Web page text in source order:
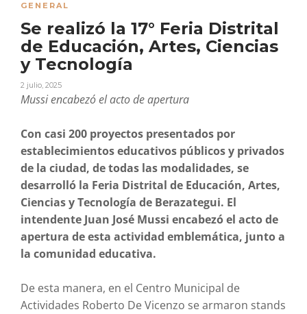
GENERAL
Se realizó la 17° Feria Distrital
de Educación, Artes, Ciencias
y Tecnología
2 julio, 2025
Mussi encabezó el acto de apertura
Con casi 200 proyectos presentados por
establecimientos educativos públicos y privados
de la ciudad, de todas las modalidades, se
desarrolló la Feria Distrital de Educación, Artes,
Ciencias y Tecnología de Berazategui. El
intendente Juan José Mussi encabezó el acto de
apertura de esta actividad emblemática, junto a
la comunidad educativa.
De esta manera, en el Centro Municipal de
Actividades Roberto De Vicenzo se armaron stands